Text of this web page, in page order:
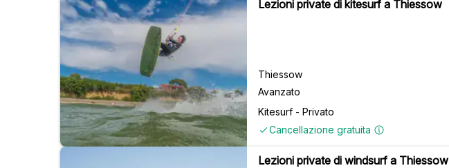
Lezioni private di kitesurf a Thiessow
Thiessow
Avanzato
Kitesurf - Privato
Cancellazione gratuita
Lezioni private di windsurf a Thiessow